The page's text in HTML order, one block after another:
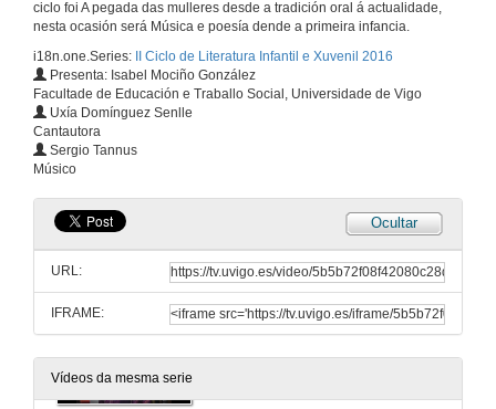
ciclo foi A pegada das mulleres desde a tradición oral á actualidade,
nesta ocasión será Música e poesía dende a primeira infancia.
i18n.one.Series:
II Ciclo de Literatura Infantil e Xuvenil 2016
Presenta: Isabel Mociño González
Facultade de Educación e Traballo Social, Universidade de Vigo
Uxía Domínguez Senlle
Cantautora
Sergio Tannus
Músico
Ocultar
URL:
IFRAME:
Vídeos da mesma serie
Intervención de Antonio García Teijeiro
11 de out. de 2016
Presentación de A música, universo suxestivo para a infancia
Música e poesía dende a primera infancia
19 de out. de 2016
A música, universo suxestivo para a infancia